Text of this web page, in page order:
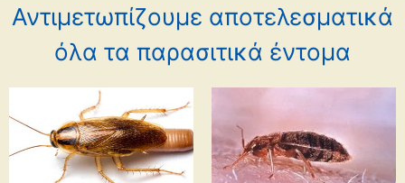
Αντιμετωπίζουμε αποτελεσματικά
όλα τα παρασιτικά έντομα